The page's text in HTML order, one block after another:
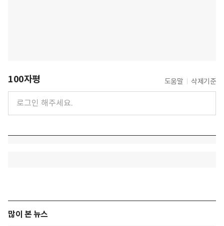
100자평 도움말 삭제기준
많이 본 뉴스